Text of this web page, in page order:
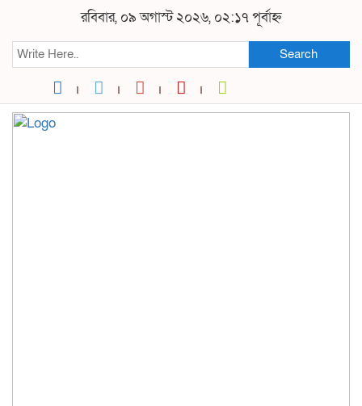
রবিবার, ০৯ অগাস্ট ২০২৬, ০২:১৭ পূর্বাহ্ন
Search